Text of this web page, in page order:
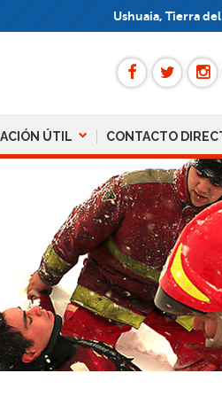
Ushuaia, Tierra
ÚTIL CONTACTO